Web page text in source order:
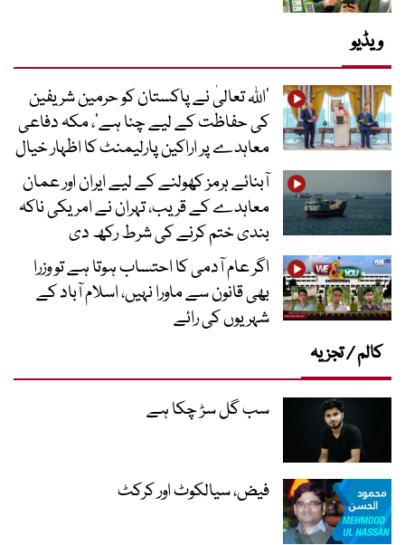
ویڈیو
’اللہ تعالیٰ نے پاکستان کو حرمین شریفین
کی حفاظت کے لیے چنا ہے‘، مکہ دفاعی
معاہدے پر اراکین پارلیمنٹ کا اظہار خیال
آبنائے ہرمز کھولنے کے لیے ایران اور عمان
معاہدے کے قریب، تہران نے امریکی ناکہ
بندی ختم کرنے کی شرط رکھ دی
اگر عام آدمی کا احتساب ہوتا ہے تو وزرا
بھی قانون سے ماورا نہیں، اسلام آباد کے
شہریوں کی رائے
کالم / تجزیہ
سب گل سڑ چکا ہے
فیض، سیالکوٹ اور کرکٹ